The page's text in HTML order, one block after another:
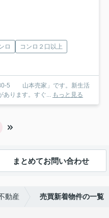
ロ
コンロ２口以上
5 山本売家」です。新生活
あります。すぐ... もっと見る
まとめてお問い合わせ
動産 売買新着物件の一覧